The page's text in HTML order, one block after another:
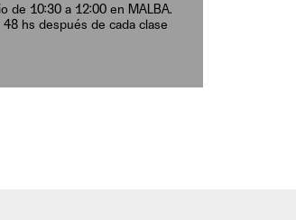
de 10:30 a 12:00 en MALBA.
48 hs después de cada clase